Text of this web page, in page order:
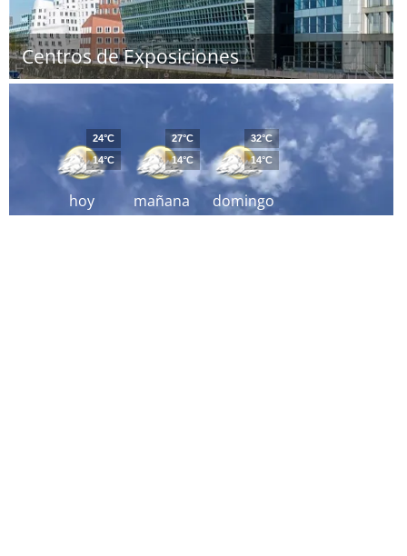
Centros de Exposiciones
hoy
24°C
14°C
mañana
27°C
14°C
domingo
32°C
14°C